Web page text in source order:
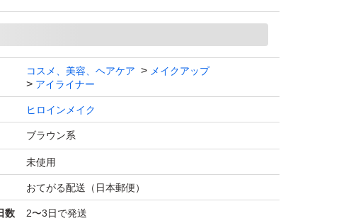
コスメ、美容、ヘアケア
メイクアップ
アイライナー
ヒロインメイク
ブラウン系
未使用
おてがる配送（日本郵便）
数 2〜3日で発送